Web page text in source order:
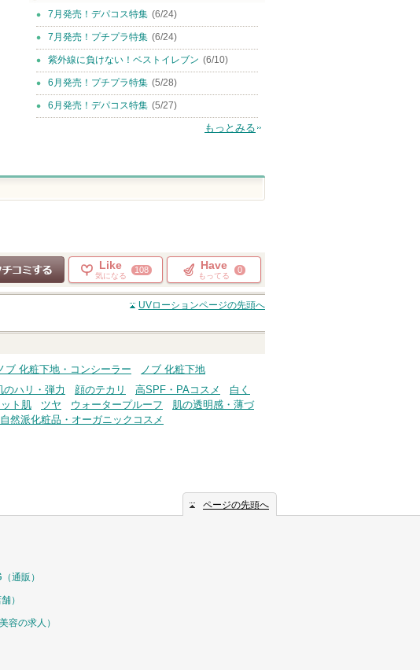
7月発売！デパコス特集 (6/24)
7月発売！プチプラ特集 (6/24)
紫外線に負けない！ベストイレブン (6/10)
6月発売！プチプラ特集 (5/28)
6月発売！デパコス特集 (5/27)
もっとみる
クチコミする
Like
気になる
108 Have
もってる
0
UVローションページの先頭へ
ブ 化粧下地・コンシーラー
ノブ 化粧下地
のハリ・弾力 顔のテカリ 高SPF・PAコスメ
白く
ト肌 ツヤ ウォータープルーフ
肌の透明感・薄づ
自然派化粧品・オーガニックコスメ
ページの先頭へ
（通販）
）
美容の求人）